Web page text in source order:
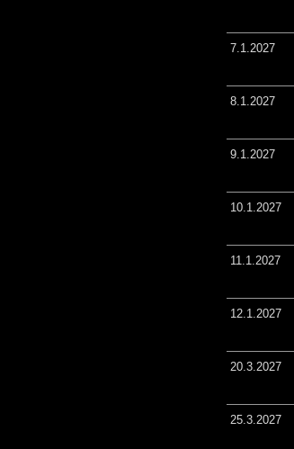
7.1.2027
8.1.2027
9.1.2027
10.1.2027
11.1.2027
12.1.2027
20.3.2027
25.3.2027